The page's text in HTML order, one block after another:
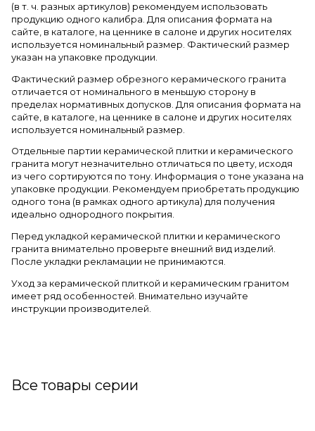
(в т. ч. разных артикулов) рекомендуем использовать
продукцию одного калибра. Для описания формата на
сайте, в каталоге, на ценнике в салоне и других носителях
используется номинальный размер. Фактический размер
указан на упаковке продукции.
Фактический размер обрезного керамического гранита
отличается от номинального в меньшую сторону в
пределах нормативных допусков. Для описания формата на
сайте, в каталоге, на ценнике в салоне и других носителях
используется номинальный размер.
Отдельные партии керамической плитки и керамического
гранита могут незначительно отличаться по цвету, исходя
из чего сортируются по тону. Информация о тоне указана на
упаковке продукции. Рекомендуем приобретать продукцию
одного тона (в рамках одного артикула) для получения
идеально однородного покрытия.
Перед укладкой керамической плитки и керамического
гранита внимательно проверьте внешний вид изделий.
После укладки рекламации не принимаются.
Уход за керамической плиткой и керамическим гранитом
имеет ряд особенностей. Внимательно изучайте
инструкции производителей.
Все товары серии